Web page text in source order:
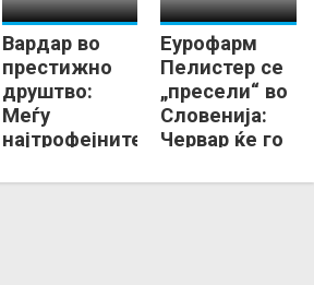
Вардар во
престижно
друштво:
Меѓу
најтрофејните
Европа!
Еурофарм
Пелистер се
„пресели“ во
Словенија:
Червар ќе го
за новата